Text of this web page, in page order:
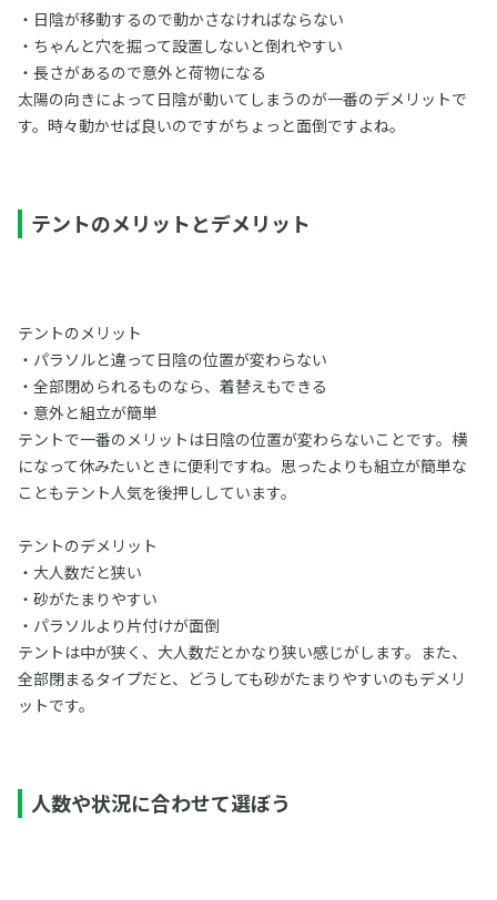
・日陰が移動するので動かさなければならない
・ちゃんと穴を掘って設置しないと倒れやすい
・長さがあるので意外と荷物になる
太陽の向きによって日陰が動いてしまうのが一番のデメリットで
す。時々動かせば良いのですがちょっと面倒ですよね。
テントのメリットとデメリット
テントのメリット
・パラソルと違って日陰の位置が変わらない
・全部閉められるものなら、着替えもできる
・意外と組立が簡単
テントで一番のメリットは日陰の位置が変わらないことです。横
になって休みたいときに便利ですね。思ったよりも組立が簡単な
こともテント人気を後押ししています。
テントのデメリット
・大人数だと狭い
・砂がたまりやすい
・パラソルより片付けが面倒
テントは中が狭く、大人数だとかなり狭い感じがします。また、
全部閉まるタイプだと、どうしても砂がたまりやすいのもデメリ
ットです。
人数や状況に合わせて選ぼう